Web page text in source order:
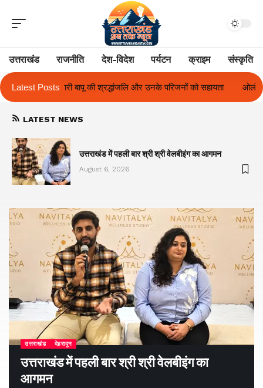
उत्तराखंड राजनीति देश-विदेश पर्यटन क्राइम संस्कृति
Latest Posts
उनके परिजनों को सहायता ओलंपस हाई के इंटर-हाउस फुटबॉल टूर्नामेंट में रिग
LATEST NEWS
उत्तराखंड में पहली बार श्री श्री वेलबीइंग का आगमन
August 6, 2026
उत्तराखंड देहरादून
उत्तराखंड में पहली बार श्री श्री वेलबीइंग का
आगमन